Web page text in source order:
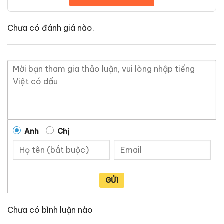
Chưa có đánh giá nào.
Anh Chị
GỬI
Chưa có bình luận nào